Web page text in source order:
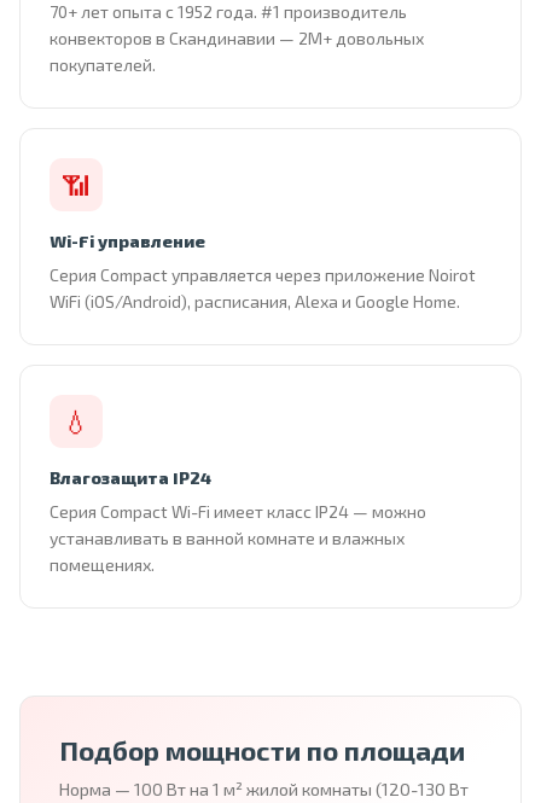
70+ лет опыта с 1952 года. #1 производитель
конвекторов в Скандинавии — 2М+ довольных
покупателей.
📶
Wi-Fi управление
Серия Compact управляется через приложение Noirot
WiFi (iOS/Android), расписания, Alexa и Google Home.
💧
Влагозащита IP24
Серия Compact Wi-Fi имеет класс IP24 — можно
устанавливать в ванной комнате и влажных
помещениях.
Подбор мощности по площади
Норма — 100 Вт на 1 м² жилой комнаты (120-130 Вт